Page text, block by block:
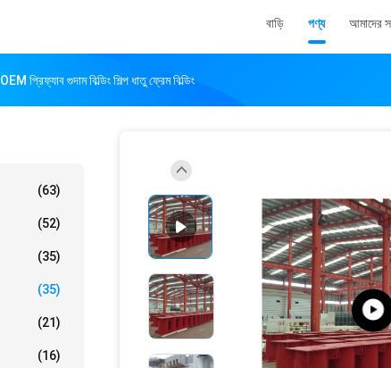
বাড়ি পণ্য আমাদের
OEM প্রিফ্যাব গুদাম বিল্ডিং শিল্প ধাতু ফ্রেম বিল্ডিং
(63)
(52)
(35)
(35)
(21)
(16)